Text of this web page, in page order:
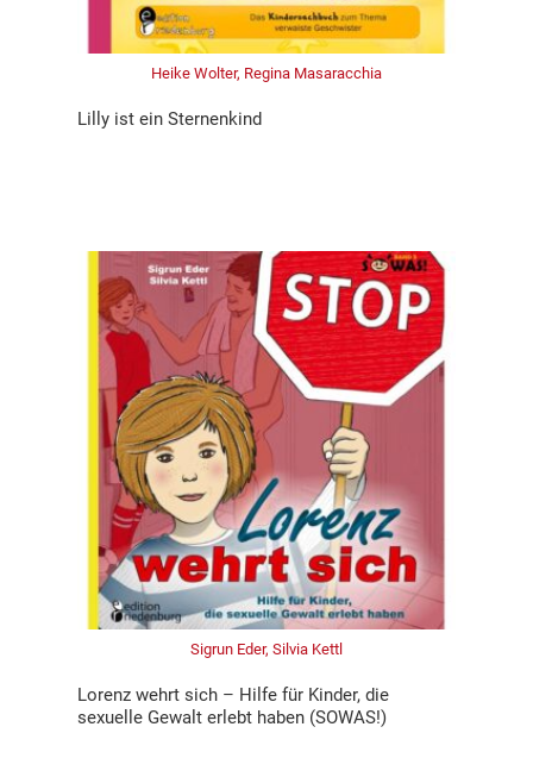
Heike Wolter, Regina Masaracchia
Lilly ist ein Sternenkind
Sigrun Eder, Silvia Kettl
Lorenz wehrt sich – Hilfe für Kinder, die
sexuelle Gewalt erlebt haben (SOWAS!)